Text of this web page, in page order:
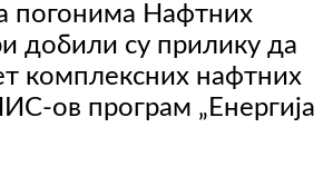
погонима Нафтних
добили су прилику да
комплексних нафтних
ов програм „Енергија